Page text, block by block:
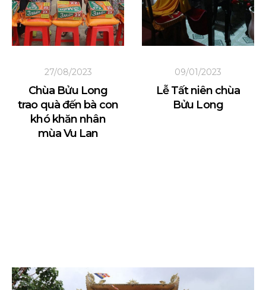
27/08/2023
Chùa Bửu Long
trao quà đến bà con
khó khăn nhân
mùa Vu Lan
09/01/2023
Lễ Tất niên chùa
Bửu Long